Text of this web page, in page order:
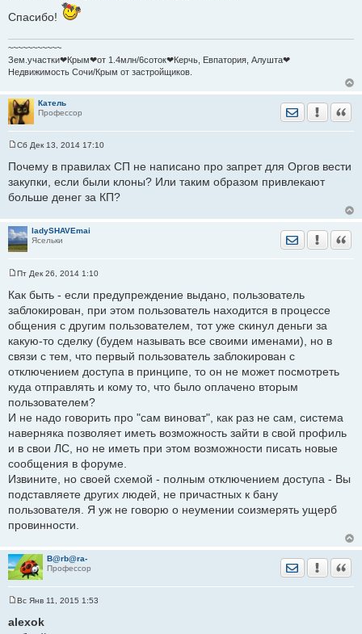
Спасибо!
~~~~~~~~~~~
Зем.участки❤Крым❤от 1.4млн/6соток❤Керчь, Евпатория, Алушта❤
Недвижимость Сочи/Крым от застройщиков.
Катель
Профессор
Отправить
о
б
е
и
Сб Дек 13, 2014 17:10
Почему в правилах СП не написано про запрет для Оргов вести
закупки, если были клоны? Или таким образом привлекают
больше денег за КП?
ladySHAVEmai
Ясельки
Отправить
о
б
е
н
е
Пт Дек 26, 2014 1:10
Как быть - если предупреждение выдано, пользователь
заблокирован, при этом пользователь находится в процессе
общения с другим пользователем, тот уже скинул деньги за
какую-то сделку (будем называть все своими именами), но в
связи с тем, что первый пользователь заблокирован с
отключением доступа в принципе, то он не может посмотреть
куда отправлять и кому то, что было оплачено вторым
пользователем?
И не надо говорить про "сам виноват", как раз не сам, система
наверняка позволяет иметь возможность зайти в свой профиль
и в свои ЛС, но не иметь при этом возможности писать новые
сообщения в форуме.
Извините, но своей схемой - полным отключением доступа - Вы
подставляете других людей, не причастных к бану
пользователя. Я уж не говорю о неумении соизмерять ущерб
провинности.
B@rb@ra-
Профессор
Отправить
о
Вс Янв 11, 2015 1:53
alexok